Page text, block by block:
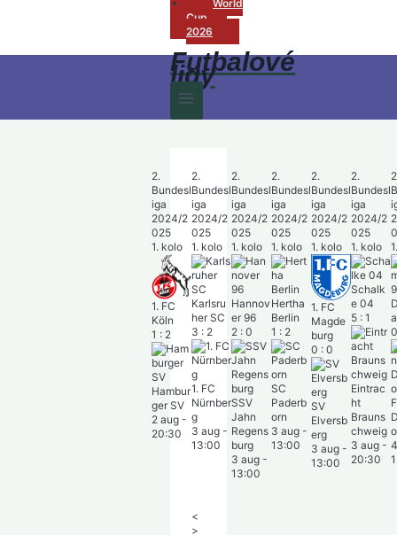
World
Cup
2026
Futbalové
ligy
2.
Bundesl
iga
2024/2
025
1. kolo
1. FC
Köln
1 : 2
Hambur
ger SV
2 aug -
20:30
2.
Bundesl
iga
2024/2
025
1. kolo
Karlsru
her SC
3 : 2
1. FC
Nürnber
g
3 aug -
13:00
2.
Bundesl
iga
2024/2
025
1. kolo
Hannov
er 96
2 : 0
SSV
Jahn
Regens
burg
3 aug -
13:00
2.
Bundesl
iga
2024/2
025
1. kolo
Hertha
Berlin
1 : 2
SC
Paderb
orn
3 aug -
13:00
2.
Bundesl
iga
2024/2
025
1. kolo
1. FC
Magde
burg
0 : 0
SV
Elversb
erg
3 aug -
13:00
2.
Bundesl
iga
2024/2
025
1. kolo
Schalk
e 04
5 : 1
Eintrac
ht
Brauns
chweig
3 aug -
20:30
0
<
>